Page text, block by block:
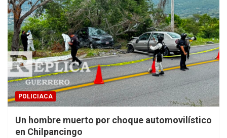
POLICIACA
Un hombre muerto por choque automovilístico
en Chilpancingo